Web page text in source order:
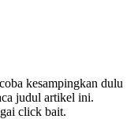
kesampingkan dulu
judul artikel ini.
click bait.